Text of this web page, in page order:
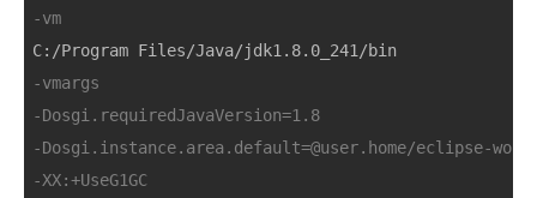
-vm
-vmargs
-Dosgi.requiredJavaVersion=1.8
-Dosgi.instance.area.default=@user.home/eclipse-
-XX:+UseG1GC